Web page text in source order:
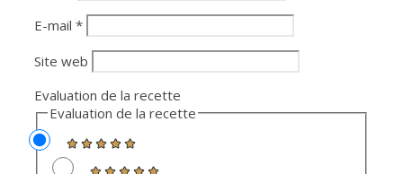
E-mail *
Site web
Evaluation de la recette
Evaluation de la recette